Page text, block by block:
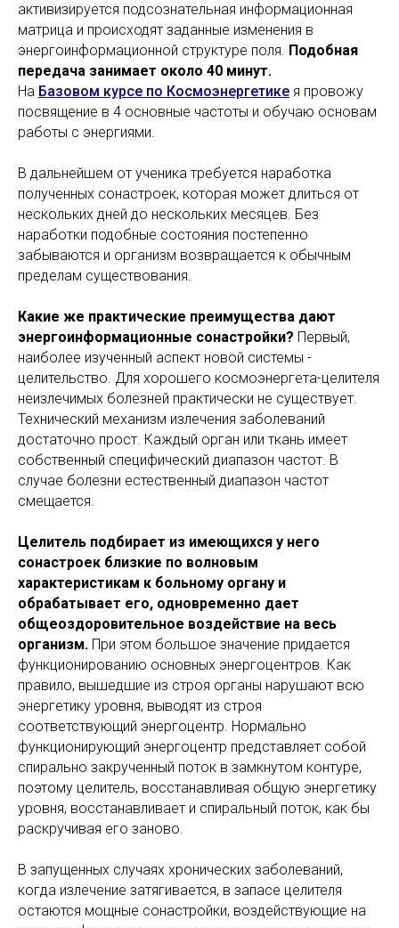
активизируется подсознательная информационная
матрица и происходят заданные изменения в
энергоинформационной структуре поля. Подобная
передача занимает около 40 минут.
На Базовом курсе по Космоэнергетике я провожу
посвящение в 4 основные частоты и обучаю основам
работы с энергиями.
В дальнейшем от ученика требуется наработка
полученных сонастроек, которая может длиться от
нескольких дней до нескольких месяцев. Без
наработки подобные состояния постепенно
забываются и организм возвращается к обычным
пределам существования.
Какие же практические преимущества дают
энергоинформационные сонастройки? Первый,
наиболее изученный аспект новой системы -
целительство. Для хорошего космоэнергета-целителя
неизлечимых болезней практически не существует.
Технический механизм излечения заболеваний
достаточно прост. Каждый орган или ткань имеет
собственный специфический диапазон частот. В
случае болезни естественный диапазон частот
смещается.
Целитель подбирает из имеющихся у него
сонастроек близкие по волновым
характеристикам к больному органу и
обрабатывает его, одновременно дает
общеоздоровительное воздействие на весь
организм. При этом большое значение придается
функционированию основных энергоцентров. Как
правило, вышедшие из строя органы нарушают всю
энергетику уровня, выводят из строя
соответствующий энергоцентр. Нормально
функционирующий энергоцентр представляет собой
спирально закрученный поток в замкнутом контуре,
поэтому целитель, восстанавливая общую энергетику
уровня, восстанавливает и спиральный поток, как бы
раскручивая его заново.
В запущенных случаях хронических заболеваний,
когда излечение затягивается, в запасе целителя
остаются мощные сонастройки, воздействующие на